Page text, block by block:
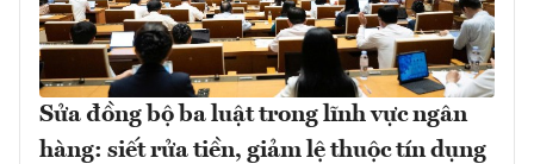
Sửa đồng bộ ba luật trong lĩnh vực ngân
hàng: siết rửa tiền, giảm lệ thuộc tín dụng